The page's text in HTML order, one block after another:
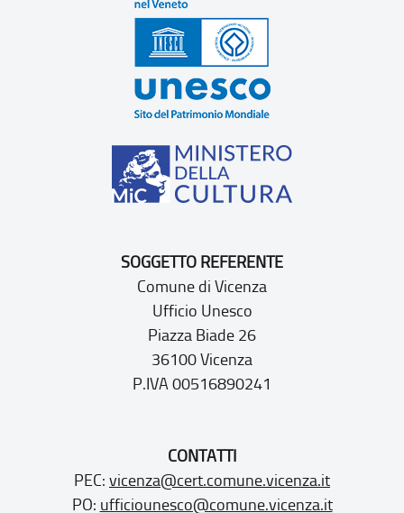
SOGGETTO REFERENTE
Comune di Vicenza
Ufficio Unesco
Piazza Biade 26
36100 Vicenza
P.IVA 00516890241
CONTATTI
PEC: vicenza@cert.comune.vicenza.it
PO: ufficiounesco@comune.vicenza.it